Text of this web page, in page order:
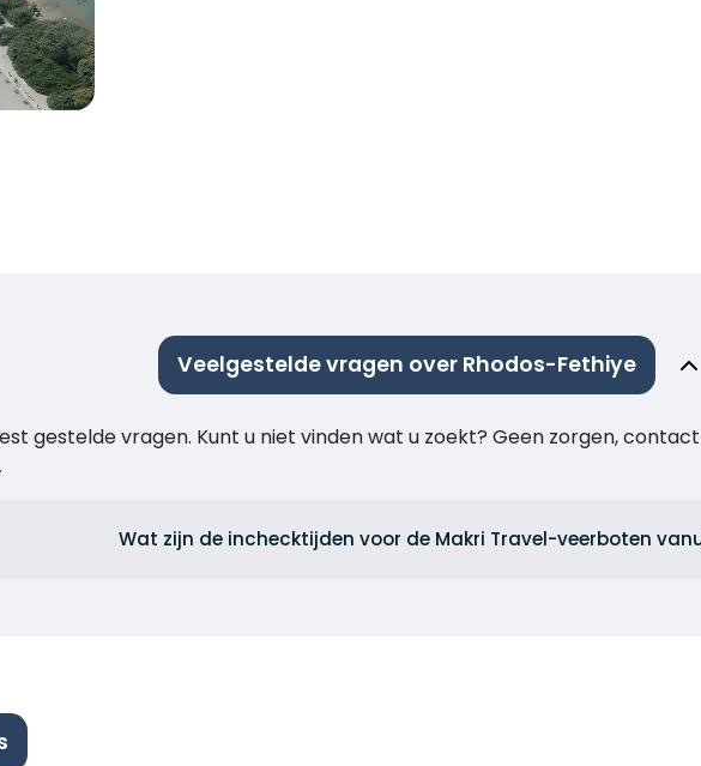
Veelgestelde vragen over Rhodos-Fethiye
gestelde vragen. Kunt u niet vinden wat u zoekt? Geen zorgen,
Wat zijn de inchecktijden voor de Makri Travel-veerboten